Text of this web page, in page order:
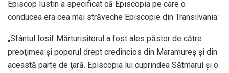
Episcop Iustin a specificat că Episcopia pe care o
conducea era cea mai străveche Episcopie din Transilvania:
„Sfântul Iosif Mărturisitorul a fost ales păstor de către
preoţimea şi poporul drept credincios din Maramureş şi din
această parte de ţară. Episcopia lui cuprindea Sătmarul şi o